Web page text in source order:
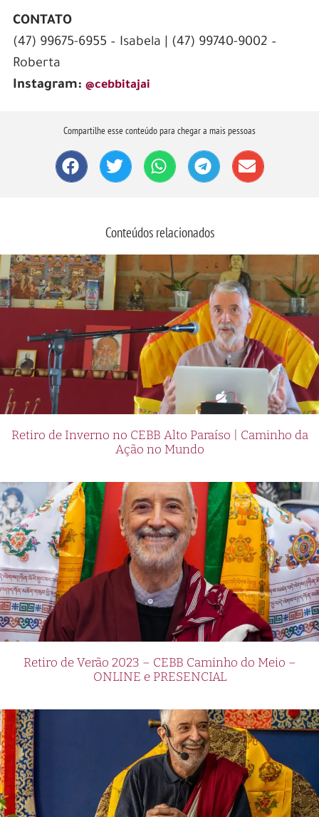
CONTATO
(47) 99675-6955 – Isabela | (47) 99740-9002 –
Roberta
Instagram: @cebbitajai
Compartilhe esse conteúdo para chegar a mais pessoas
Conteúdos relacionados
Retiro de Inverno no CEBB Alto Paraíso | Caminho da
Ação no Mundo
Retiro de Verão 2023 – CEBB Caminho do Meio –
ONLINE e PRESENCIAL